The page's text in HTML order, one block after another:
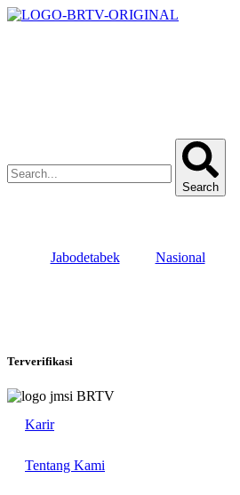
Search
Jabodetabek Nasional
Terverifikasi
Karir
Tentang Kami